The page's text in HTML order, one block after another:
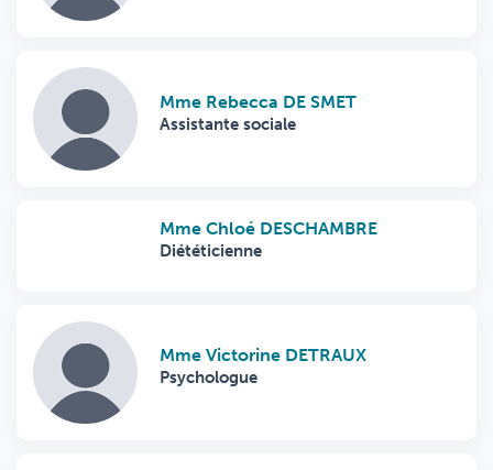
Mme Rebecca DE SMET
Assistante sociale
Mme Chloé DESCHAMBRE
Diététicienne
Mme Victorine DETRAUX
Psychologue